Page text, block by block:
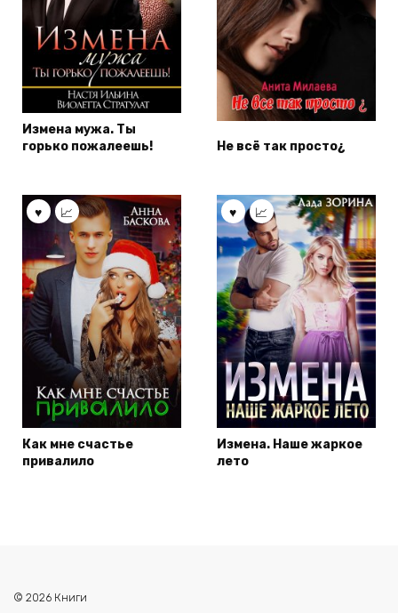
Измена мужа. Ты
горько пожалеешь!
Не всё так просто¿
Как мне счастье
привалило
Измена. Наше жаркое
лето
© 2026 Книги